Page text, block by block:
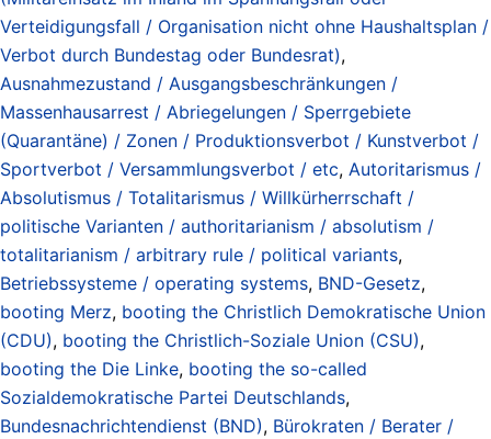
Verteidigungsfall / Organisation nicht ohne Haushaltsplan /
Verbot durch Bundestag oder Bundesrat),
Ausnahmezustand / Ausgangsbeschränkungen /
Massenhausarrest / Abriegelungen / Sperrgebiete
(Quarantäne) / Zonen / Produktionsverbot / Kunstverbot /
Sportverbot / Versammlungsverbot / etc, Autoritarismus /
Absolutismus / Totalitarismus / Willkürherrschaft /
politische Varianten / authoritarianism / absolutism /
totalitarianism / arbitrary rule / political variants,
Betriebssysteme / operating systems, BND-Gesetz,
booting Merz, booting the Christlich Demokratische Union
(CDU), booting the Christlich-Soziale Union (CSU),
booting the Die Linke, booting the so-called
Sozialdemokratische Partei Deutschlands,
Bundesnachrichtendienst (BND), Bürokraten / Berater /